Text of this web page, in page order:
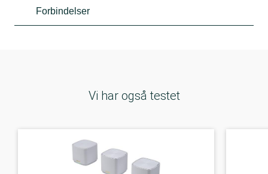
Forbindelser
Vi har også testet